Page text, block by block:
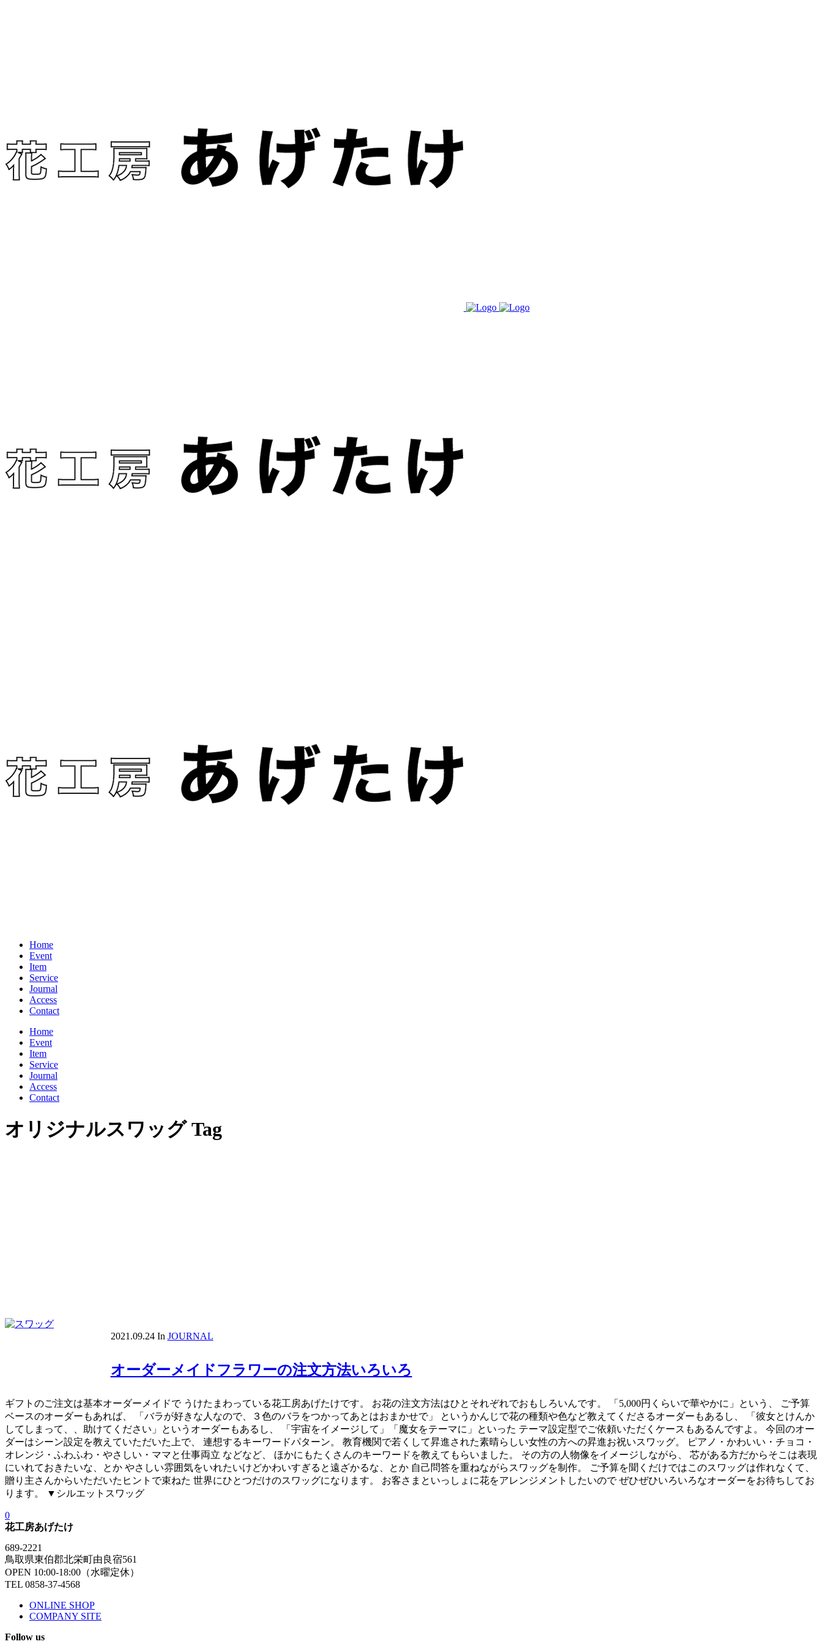
Home
Event
Item
Service
Journal
Access
Contact
Home
Event
Item
Service
Journal
Access
Contact
オリジナルスワッグ Tag
2021.09.24 In JOURNAL
オーダーメイドフラワーの注文方法いろいろ
ギフトのご注文は基本オーダーメイドで うけたまわっている花工房あげたけです。 お花の注文方法はひとそれぞれでおもしろいんです。 「5,000円くらいで華やかに」という、 ご予算
ベースのオーダーもあれば、 「バラが好きな人なので、３色のバラをつかってあとはおまかせで」 というかんじで花の種類や色など教えてくださるオーダーもあるし、 「彼女とけんか
してしまって、、助けてください」というオーダーもあるし、 「宇宙をイメージして」「魔女をテーマに」といった テーマ設定型でご依頼いただくケースもあるんですよ。 今回のオー
ダーはシーン設定を教えていただいた上で、 連想するキーワードパターン。 教育機関で若くして昇進された素晴らしい女性の方への昇進お祝いスワッグ。 ピアノ・かわいい・チョコ・
オレンジ・ふわふわ・やさしい・ママと仕事両立 などなど、 ほかにもたくさんのキーワードを教えてもらいました。 その方の人物像をイメージしながら、 芯がある方だからそこは表現
にいれておきたいな、とか やさしい雰囲気をいれたいけどかわいすぎると遠ざかるな、とか 自己問答を重ねながらスワッグを制作。 ご予算を聞くだけではこのスワッグは作れなくて、
贈り主さんからいただいたヒントで束ねた 世界にひとつだけのスワッグになります。 お客さまといっしょに花をアレンジメントしたいので ぜひぜひいろいろなオーダーをお待ちしてお
ります。 ▼シルエットスワッグ
0
花工房あげたけ
689-2221
鳥取県東伯郡北栄町由良宿561
OPEN 10:00-18:00（水曜定休）
TEL 0858-37-4568
ONLINE SHOP
COMPANY SITE
Follow us